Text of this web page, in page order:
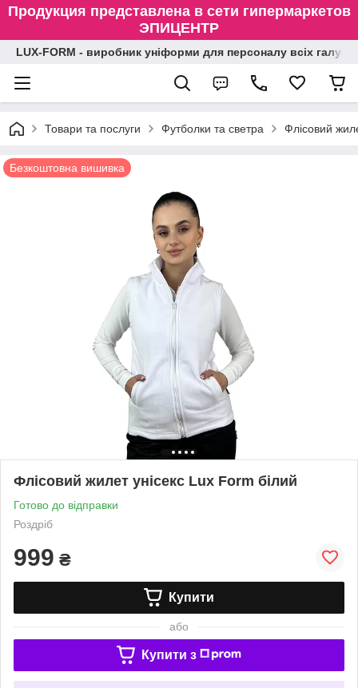
Продукция представлена в сети гипермаркетов
ЭПИЦЕНТР
LUX-FORM - виробник уніформи для персоналу всіх
Товари та послуги Футболки та светра Флісовий
Безкоштовна вишивка
Флісовий жилет унісекс Lux Form білий
Готово до відправки
Роздріб
999 ₴
Купити
або
Купити з